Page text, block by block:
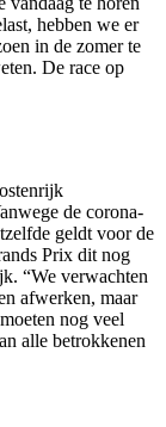
hebben we er
in de zomer te
De race op
de corona-
geldt voor de
Prix dit nog
“We verwachten
afwerken, maar
nog veel
alle betrokkenen